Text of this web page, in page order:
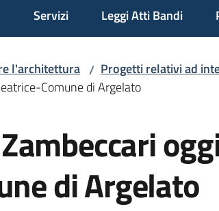
Servizi Leggi Atti Bandi
l'architettura / Progetti relativi ad
Comune di Argelato
di Argelato